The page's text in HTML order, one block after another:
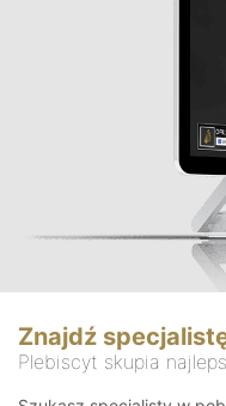
Znajdź
Plebiscyt skupia